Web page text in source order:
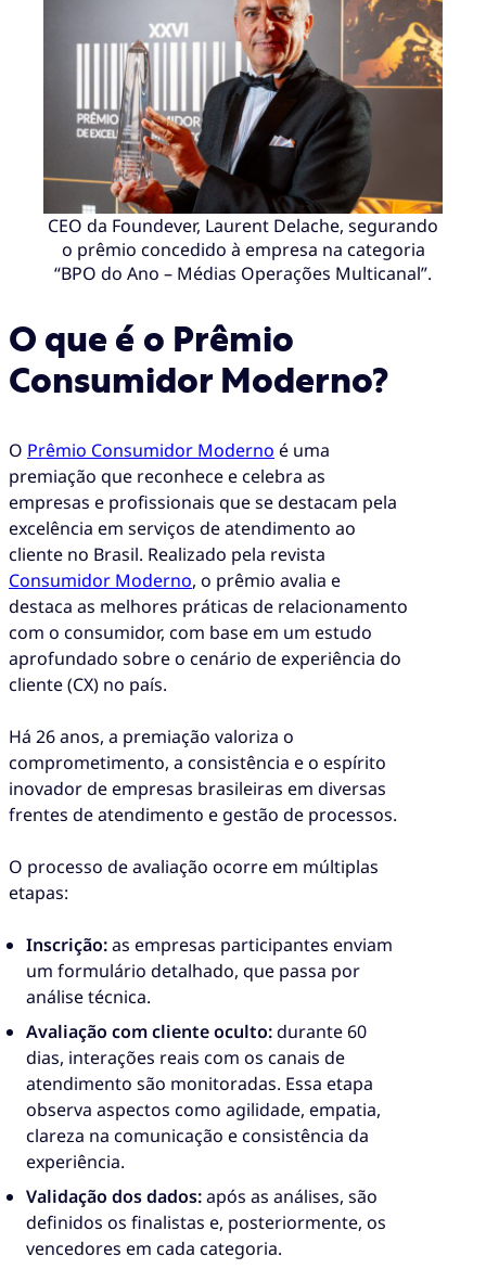
CEO da Foundever, Laurent Delache, segurando
o prêmio concedido à empresa na categoria
“BPO do Ano – Médias Operações Multicanal”.
O que é o Prêmio
Consumidor Moderno?
O Prêmio Consumidor Moderno é uma
premiação que reconhece e celebra as
empresas e profissionais que se destacam pela
excelência em serviços de atendimento ao
cliente no Brasil. Realizado pela revista
Consumidor Moderno, o prêmio avalia e
destaca as melhores práticas de relacionamento
com o consumidor, com base em um estudo
aprofundado sobre o cenário de experiência do
cliente (CX) no país.
Há 26 anos, a premiação valoriza o
comprometimento, a consistência e o espírito
inovador de empresas brasileiras em diversas
frentes de atendimento e gestão de processos.
O processo de avaliação ocorre em múltiplas
etapas:
Inscrição:as empresas participantes enviam
um formulário detalhado, que passa por
análise técnica.
Avaliação com cliente oculto:durante 60
dias, interações reais com os canais de
atendimento são monitoradas. Essa etapa
observa aspectos como agilidade, empatia,
clareza na comunicação e consistência da
experiência.
Validação dos dados:após as análises, são
definidos os finalistas e, posteriormente, os
vencedores em cada categoria.